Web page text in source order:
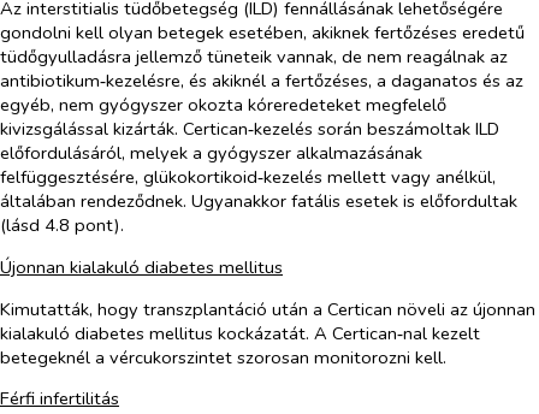
Az interstitialis tüdőbetegség (ILD) fennállásának lehetőségére
gondolni kell olyan betegek esetében, akiknek fertőzéses eredetű
tüdőgyulladásra jellemző tüneteik vannak, de nem reagálnak az
antibiotikum‑kezelésre, és akiknél a fertőzéses, a daganatos és az
egyéb, nem gyógyszer okozta kóreredeteket megfelelő
kivizsgálással kizárták. Certican‑kezelés során beszámoltak ILD
előfordulásáról, melyek a gyógyszer alkalmazásának
felfüggesztésére, glükokortikoid‑kezelés mellett vagy anélkül,
általában rendeződnek. Ugyanakkor fatális esetek is előfordultak
(lásd 4.8 pont).
Újonnan kialakuló diabetes mellitus
Kimutatták, hogy transzplantáció után a Certican növeli az újonnan
kialakuló diabetes mellitus kockázatát. A Certican‑nal kezelt
betegeknél a vércukorszintet szorosan monitorozni kell.
Férfi infertilitás